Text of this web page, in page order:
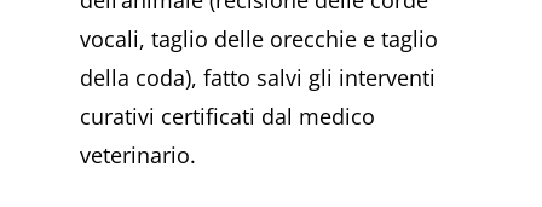
vocali, taglio delle orecchie e taglio
della coda), fatto salvi gli interventi
curativi certificati dal medico
veterinario.